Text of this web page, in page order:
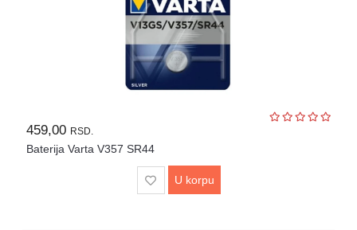
459,00 RSD.
Baterija Varta V357 SR44
U korpu